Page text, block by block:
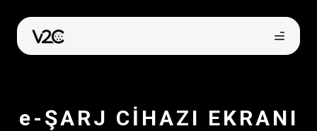
atla
e-ŞARJ CİHAZI EKRANI